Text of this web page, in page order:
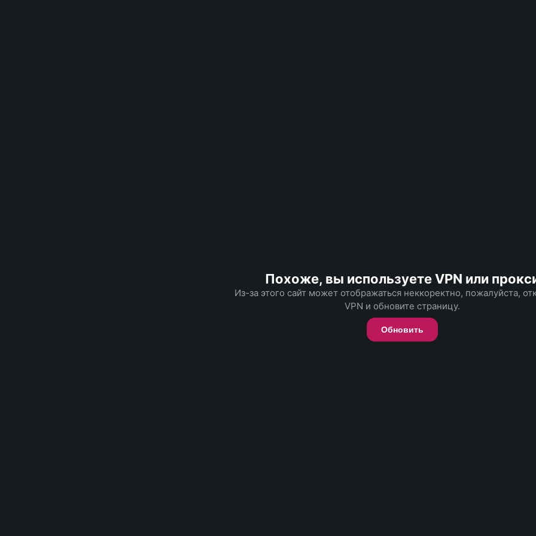
Похоже, вы используете VPN или
Из-за этого сайт может отображаться неккоректно, пожалуйста,
VPN и обновите страницу.
Обновить